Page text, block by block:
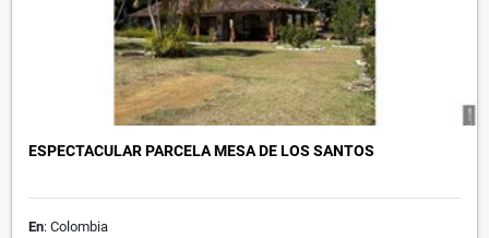
ESPECTACULAR PARCELA MESA DE LOS SANTOS
En: Colombia